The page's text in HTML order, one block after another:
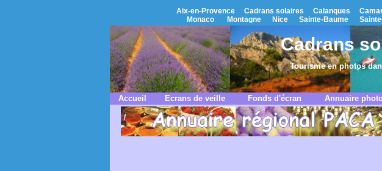
Aix-en-Provence Cadrans solaires Calanques
Monaco
Montagne Nice Sainte-Baume
Cadrans
Tourisme en photos
Accueil Ecrans de veille Fonds d'écran Annuaire